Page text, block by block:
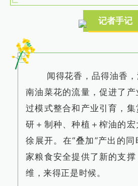
记者手记
闻得花香，品得油香
南油菜花的流量，促进了
过模式整合和产业引育，
研＋制种、种植＋榨油的
徐展开。在“叠加”产出的同
家粮食安全提供了新的支
维，来得正是时候。